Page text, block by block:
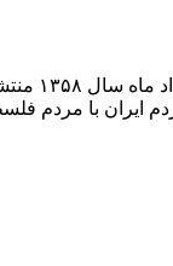
به
ایران با مردم